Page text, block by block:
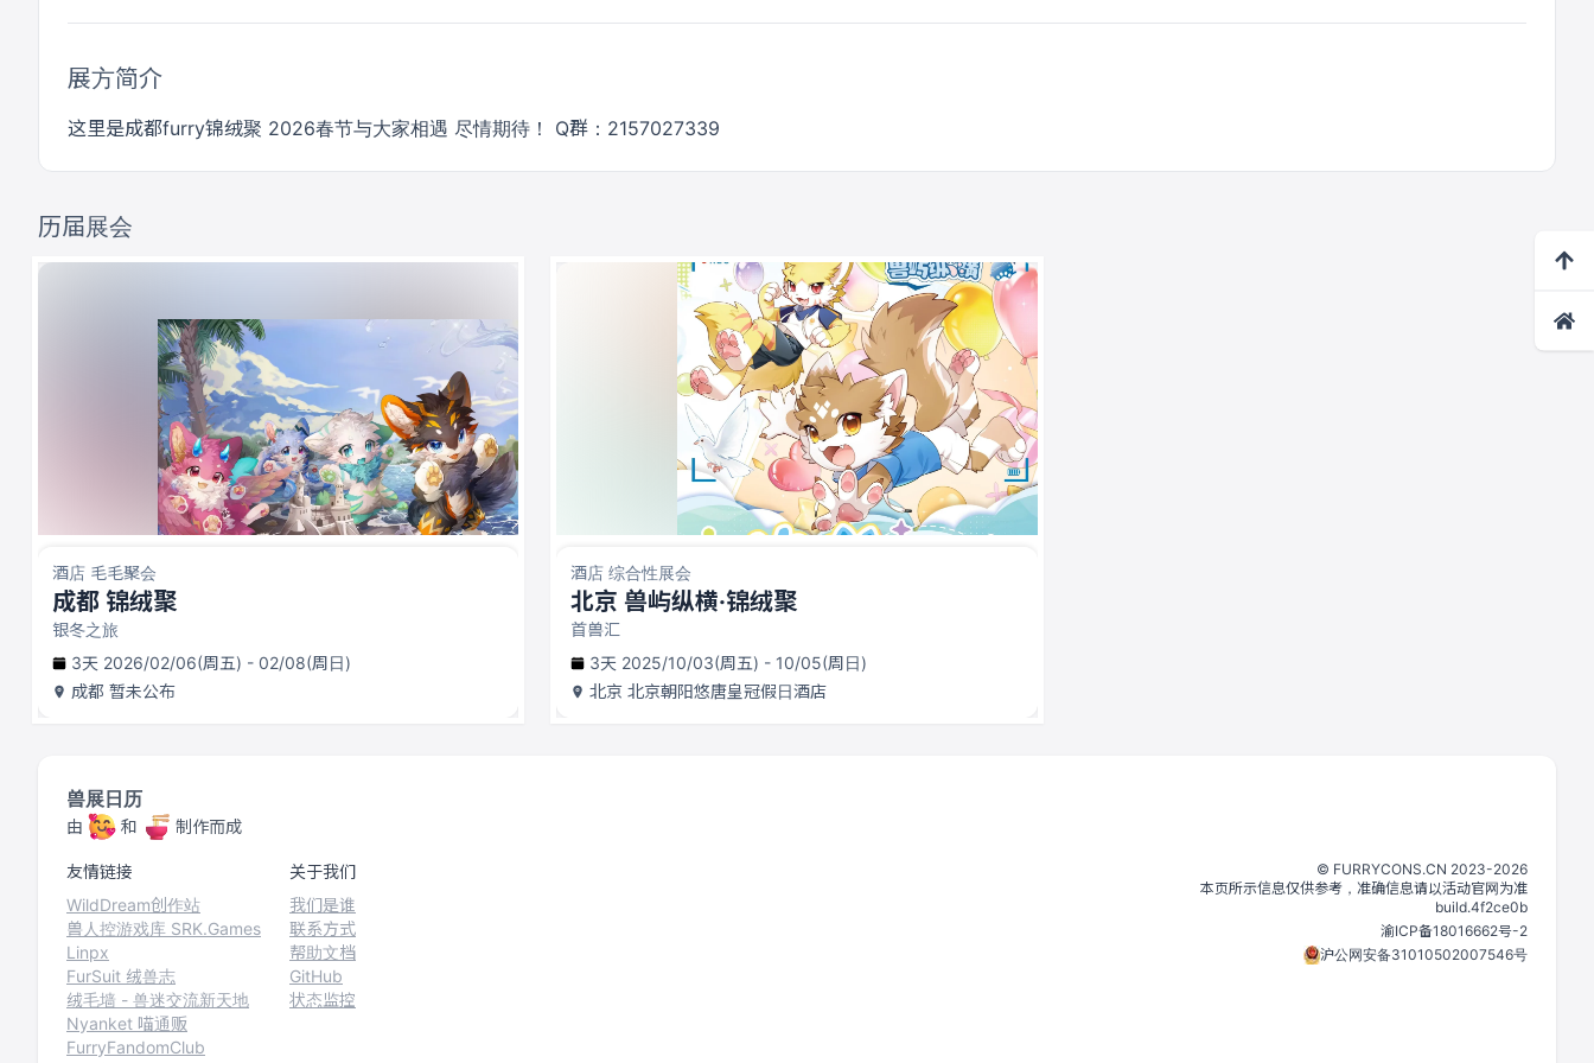
展方简介
这里是成都furry锦绒聚 2026春节与大家相遇 尽情期待！ Q群：2157027339
历届展会
酒店 毛毛聚会
成都 锦绒聚
银冬之旅
3天 2026/02/06(周五) - 02/08(周日)
成都 暂未公布
酒店 综合性展会
北京 兽屿纵横·锦绒聚
首兽汇
3天 2025/10/03(周五) - 10/05(周日)
北京 北京朝阳悠唐皇冠假日酒店
兽展日历
由 和 制作而成
友情链接
WildDream创作站
兽人控游戏库 SRK.Games
Linpx
FurSuit 绒兽志
绒毛墙 - 兽迷交流新天地
Nyanket 喵通贩
FurryFandomClub
关于我们
我们是谁
联系方式
帮助文档
GitHub
状态监控
©️ FURRYCONS.CN 2023-2026
本页所示信息仅供参考，准确信息请以活动官网为准
build.4f2ce0b
渝ICP备18016662号-2
沪公网安备31010502007546号